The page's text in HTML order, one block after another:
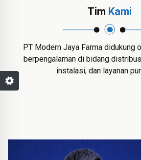
Tim Kami
PT Modern Jaya Farma didukung
berpengalaman di bidang
instalasi, dan layanan